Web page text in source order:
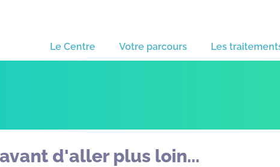
Le Centre Votre parcours Les
d'aller plus loin...